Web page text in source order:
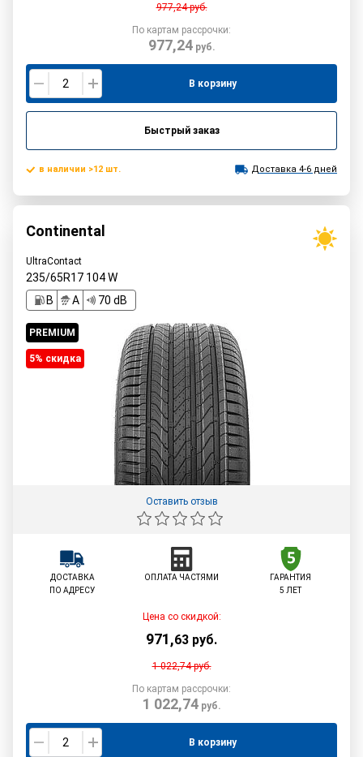
977,24руб.
По картам рассрочки:
977,24руб.
В корзину
Быстрый заказ
в наличии >12 шт. Доставка 4-6 дней
Continental
UltraContact
235/65R17 104W
B
A 70 dB
PREMIUM
5% cкидка
Оставить отзыв
ДОСТАВКА
ПО АДРЕСУ
ОПЛАТА ЧАСТЯМИ
ГАРАНТИЯ
5 ЛЕТ
Цена со скидкой:
971,63 руб.
1 022,74руб.
По картам рассрочки:
1 022,74руб.
В корзину